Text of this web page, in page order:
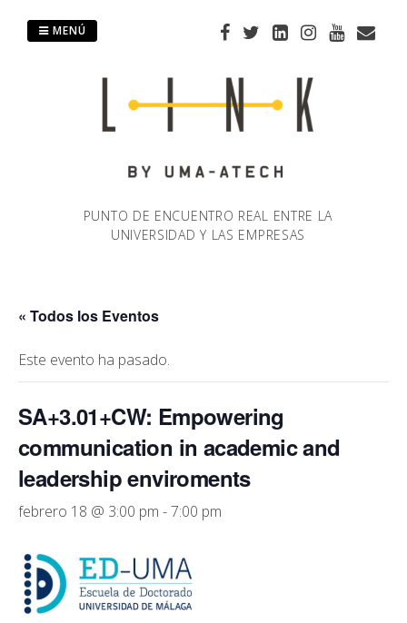
PUNTO DE ENCUENTRO REAL ENTRE LA
UNIVERSIDAD Y LAS EMPRESAS
MENÚ
« Todos los Eventos
Este evento ha pasado.
SA+3.01+CW: Empowering
communication in academic and
leadership enviroments
febrero 18 @ 3:00 pm -7:00 pm